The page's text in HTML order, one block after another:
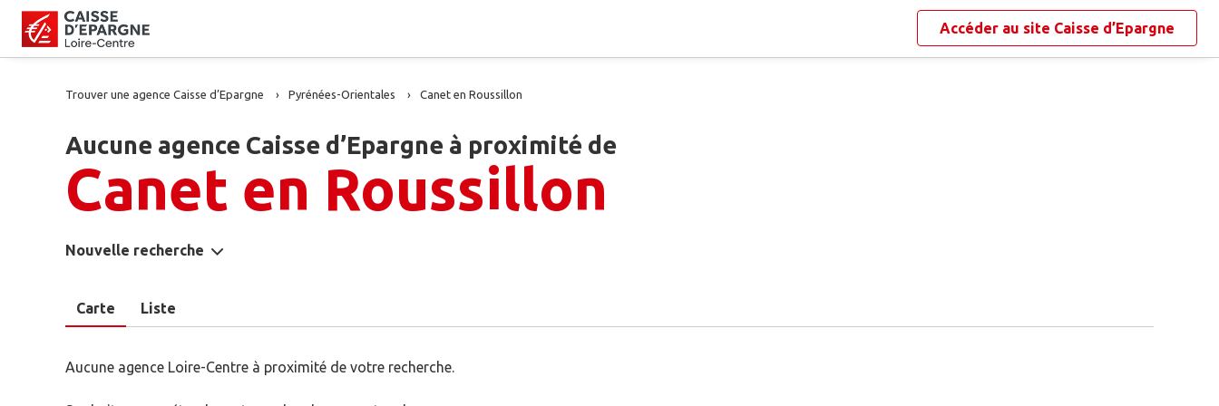
Accéder au site Caisse d’Epargne
Trouver une agence Caisse d’Epargne Pyrénées-Orientales Canet en Roussillon
Aucune agence Caisse d’Epargne à proximité de
Canet en Roussillon
Nouvelle recherche
Carte Liste
Aucune agence Loire-Centre à proximité de votre recherche.